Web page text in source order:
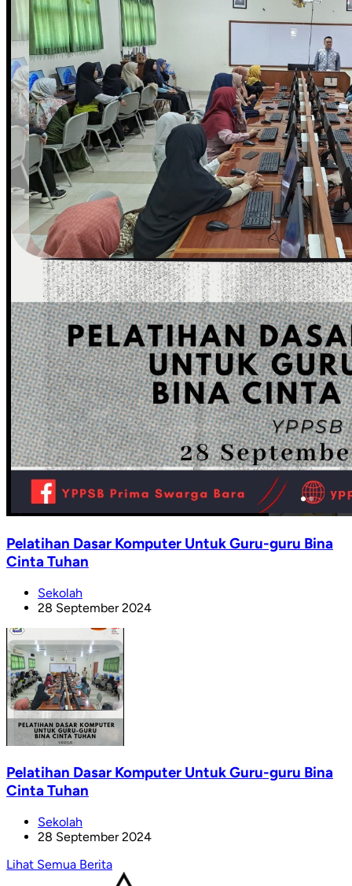
Pelatihan Dasar Komputer Untuk Guru-guru Bina
Cinta Tuhan
Sekolah
28 September 2024
Pelatihan Dasar Komputer Untuk Guru-guru Bina
Cinta Tuhan
Sekolah
28 September 2024
Lihat Semua Berita